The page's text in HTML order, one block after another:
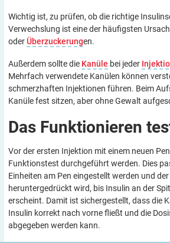
Wichtig ist, zu prüfen, ob die richtige
Verwechslung ist eine der häufigsten
oderÜberzuckerungen.
Außerdem sollte die Kanüle bei jeder
Mehrfach verwendete Kanülen können
schmerzhaften Injektionen führen. Beim
Kanüle fest sitzen, aber ohne Gewalt
Das Funktionieren
Vor der ersten Injektion mit einem neuen
Funktionstest durchgeführt werden. Dies
Einheiten am Pen eingestellt werden und
heruntergedrückt wird, bis Insulin an der
erscheint. Damit ist sichergestellt, dass die
Insulin korrekt nach vorne fließt und die
abgegeben werden kann.